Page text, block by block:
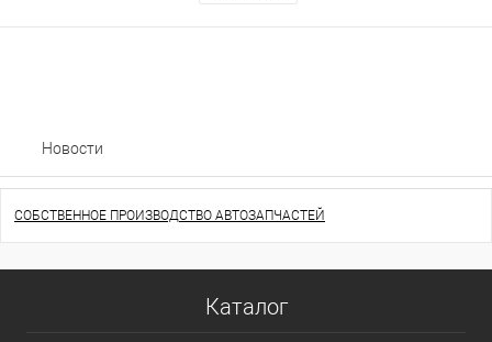
Новости
СОБСТВЕННОЕ ПРОИЗВОДСТВО АВТОЗАПЧАСТЕЙ
Каталог